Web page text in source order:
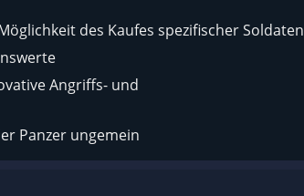
des Kaufes spezifischer Soldaten
Angriffs- und
Panzer ungemein